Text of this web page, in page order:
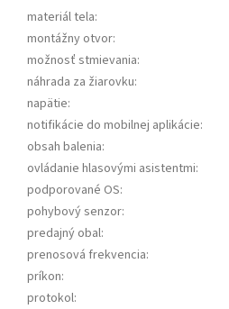
materiál tela:
montážny otvor:
možnosť stmievania:
náhrada za žiarovku:
napätie:
notifikácie do mobilnej aplikácie:
obsah balenia:
ovládanie hlasovými asistentmi:
podporované OS:
pohybový senzor:
predajný obal:
prenosová frekvencia:
príkon:
protokol: